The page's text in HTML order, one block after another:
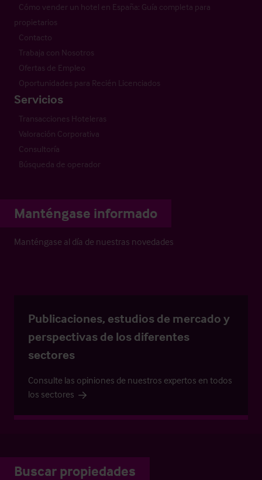
Cómo vender un hotel en España: Guía completa para
propietarios
Contacto
Trabaja con Nosotros
Ofertas de Empleo
Oportunidades para Recién Licenciados
Servicios
Transacciones Hoteleras
Valoración Corporativa
Consultoría
Búsqueda de operador
Manténgase informado
Manténgase al día de nuestras novedades
Publicaciones, estudios de mercado y
perspectivas de los diferentes
sectores
Consulte las opiniones de nuestros expertos en todos
los sectores
Buscar propiedades